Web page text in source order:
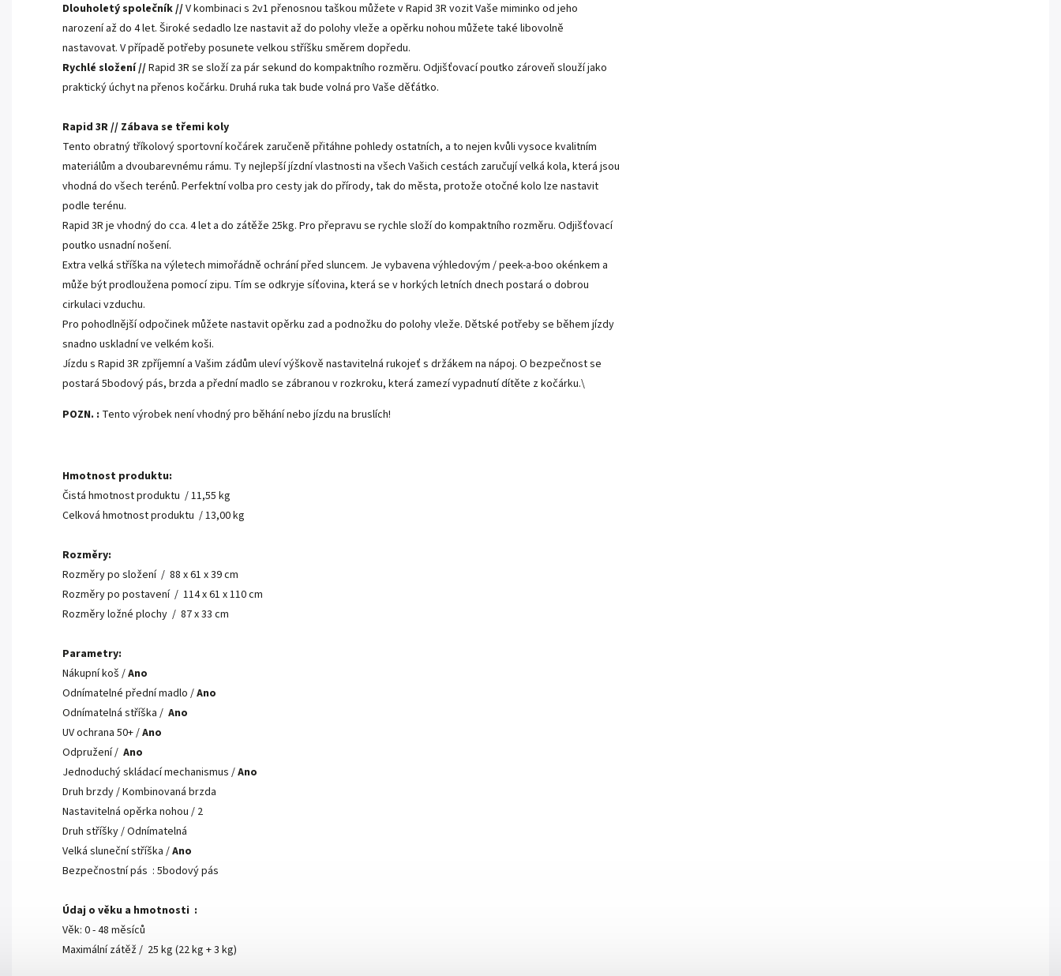
Dlouholetý společník //V kombinaci s 2v1 přenosnou taškou můžete v Rapid 3R vozit Vaše miminko od jeho
narození až do 4 let. Široké sedadlo lze nastavit až do polohy vleže a opěrku nohou můžete také libovolně
nastavovat. V případě potřeby posunete velkou stříšku směrem dopředu.
Rychlé složení //Rapid 3R se složí za pár sekund do kompaktního rozměru. Odjišťovací poutko zároveň slouží jako
praktický úchyt na přenos kočárku. Druhá ruka tak bude volná pro Vaše děťátko.
Rapid 3R // Zábava se třemi koly
Tento obratný tříkolový sportovní kočárek zaručeně přitáhne pohledy ostatních, a to nejen kvůli vysoce kvalitním
materiálům a dvoubarevnému rámu. Ty nejlepší jízdní vlastnosti na všech Vašich cestách zaručují velká kola, která jsou
vhodná do všech terénů. Perfektní volba pro cesty jak do přírody, tak do města, protože otočné kolo lze nastavit
podle terénu.
Rapid 3R je vhodný do cca. 4 let a do zátěže 25kg. Pro přepravu se rychle složí do kompaktního rozměru. Odjišťovací
poutko usnadní nošení.
Extra velká stříška na výletech mimořádně ochrání před sluncem. Je vybavena výhledovým / peek-a-boo okénkem a
může být prodloužena pomocí zipu. Tím se odkryje síťovina, která se v horkých letních dnech postará o dobrou
cirkulaci vzduchu.
Pro pohodlnější odpočinek můžete nastavit opěrku zad a podnožku do polohy vleže. Dětské potřeby se během jízdy
snadno uskladní ve velkém koši.
Jízdu s Rapid 3R zpříjemní a Vašim zádům uleví výškově nastavitelná rukojeť s držákem na nápoj. O bezpečnost se
postará 5bodový pás, brzda a přední madlo se zábranou v rozkroku, která zamezí vypadnutí dítěte z kočárku.\
POZN. : Tento výrobek není vhodný pro běhání nebo jízdu na bruslích!
Hmotnost produktu:
Čistá hmotnost produktu / 11,55 kg
Celková hmotnost produktu / 13,00 kg
Rozměry:
Rozměry po složení / 88 x 61 x 39 cm
Rozměry po postavení / 114 x 61 x 110 cm
Rozměry ložné plochy / 87 x 33 cm
Parametry:
Nákupní koš /Ano
Odnímatelné přední madlo /Ano
Odnímatelná stříška / Ano
UV ochrana 50+ /Ano
Odpružení / Ano
Jednoduchý skládací mechanismus /Ano
Druh brzdy / Kombinovaná brzda
Nastavitelná opěrka nohou / 2
Druh stříšky / Odnímatelná
Velká sluneční stříška /Ano
Bezpečnostní pás : 5bodový pás
Údaj o věku a hmotnosti :
Věk: 0 - 48 měsíců
Maximální zátěž / 25 kg (22 kg + 3 kg)